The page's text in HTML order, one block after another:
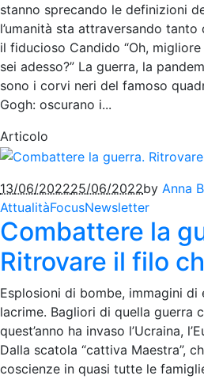
stanno sprecando le definizioni
l’umanità sta attraversando
il fiducioso Candido “Oh,
sei adesso?” La guerra, la
sono i corvi neri del famoso
Gogh: oscurano i...
Articolo
13/06/202225/06/2022by Anna
AttualitàFocusNewsletter
Combattere la
Ritrovare il filo
Esplosioni di bombe, immagini
lacrime. Bagliori di quella guerra
quest’anno ha invaso l’Ucraina,
Dalla scatola “cattiva Maestra”,
coscienze in quasi tutte le